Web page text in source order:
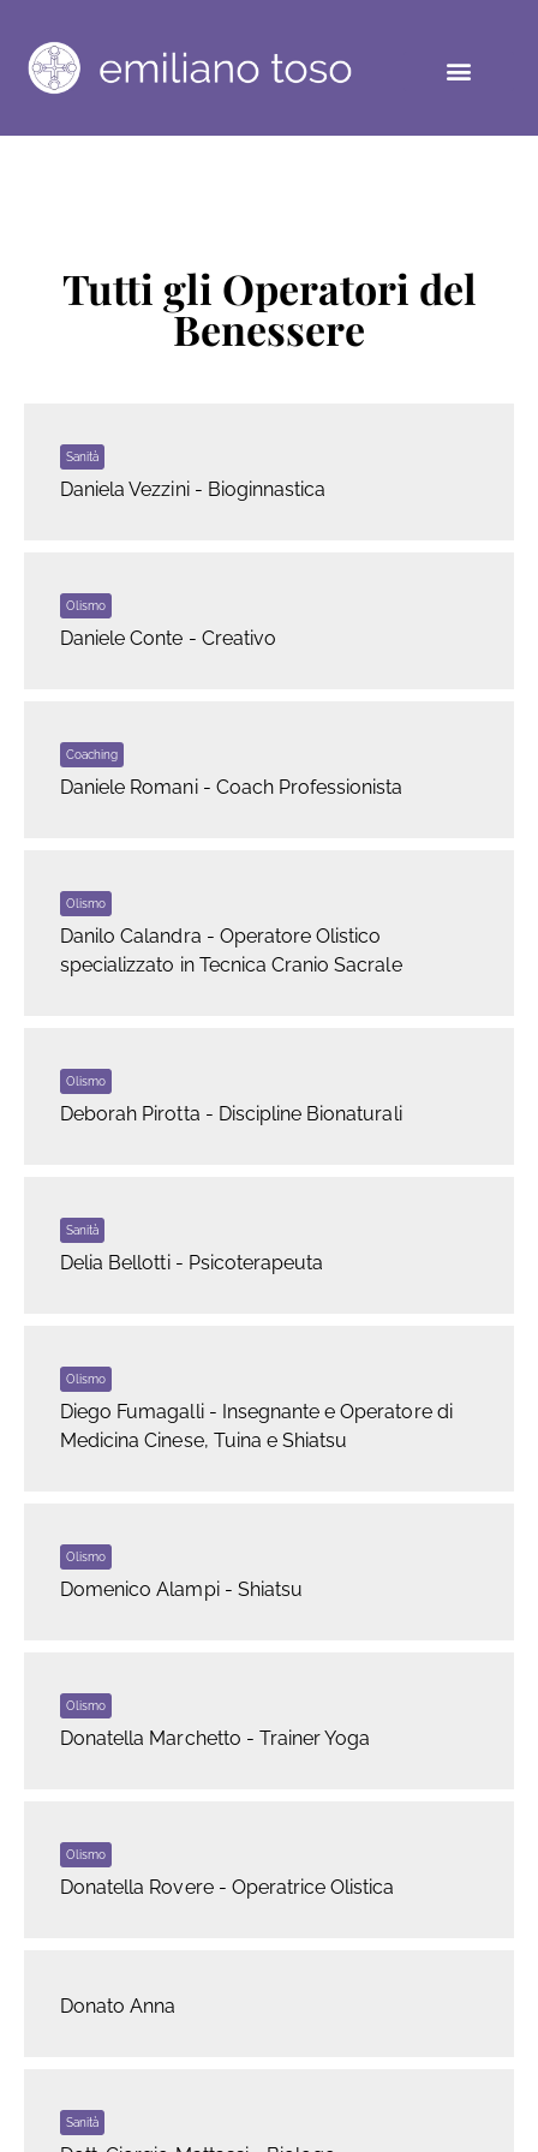
Tutti gli Operatori del
Benessere
Sanità
Daniela Vezzini - Bioginnastica
Olismo
Daniele Conte - Creativo
Coaching
Daniele Romani - Coach Professionista
Olismo
Danilo Calandra - Operatore Olistico
specializzato in Tecnica Cranio Sacrale
Olismo
Deborah Pirotta - Discipline Bionaturali
Sanità
Delia Bellotti - Psicoterapeuta
Olismo
Diego Fumagalli - Insegnante e Operatore di
Medicina Cinese, Tuina e Shiatsu
Olismo
Domenico Alampi - Shiatsu
Olismo
Donatella Marchetto - Trainer Yoga
Olismo
Donatella Rovere - Operatrice Olistica
Donato Anna
Sanità